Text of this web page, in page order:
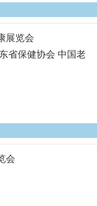
展览会
省保健协会 中国老
会